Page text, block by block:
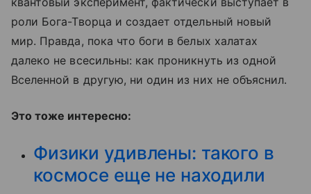
роли Бога-Творца и создает отдельный новый
мир. Правда, пока что боги в белых халатах
далеко не всесильны: как проникнуть из одной
Вселенной в другую, ни один из них не объяснил.
Это тоже интересно:
Физики удивлены: такого в
космосе еще не находили